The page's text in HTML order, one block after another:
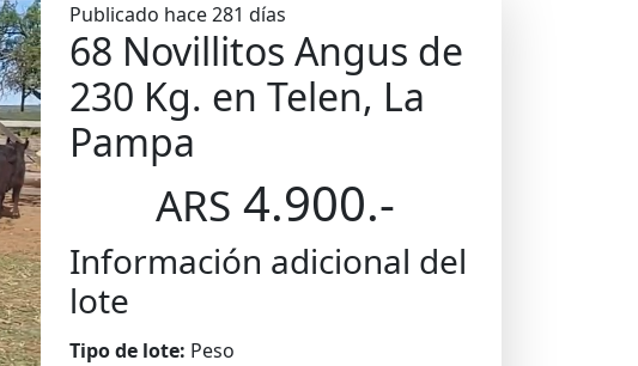
Publicado hace 281 días
68 Novillitos Angus de
230 Kg. en Telen, La
Pampa
ARS 4.900.-
Información adicional del
lote
Tipo de lote: Peso